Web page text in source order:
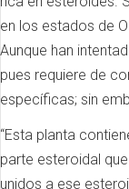
en los estados de
Aunque han
pues requiere de
específicas; sin
“Esta planta
parte esteroidal
unidos a ese